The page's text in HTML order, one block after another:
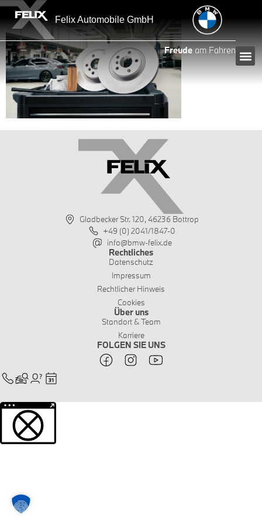
springen
Felix Automobile GmbH
Freudeam Fahren
Gladbecker Str. 120, 46236 Bottrop
+49 (0) 2041/1847-0
info@bmw-felix.de
Rechtliches
Datenschutz
Impressum
Rechtlicher Hinweis
Cookies
Über uns
Standort & Team
Karriere
FOLGEN SIE UNS
Weitere Informationen über den gesperrten Inhalt.